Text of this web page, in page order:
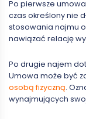
Po pierwsze
czas określony nie
stosowania najmu
nawiązać relację
Po drugie najem
Umowa może być
osobą fizyczną.
wynajmujących